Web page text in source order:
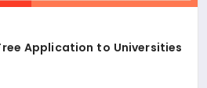
Application to Universities